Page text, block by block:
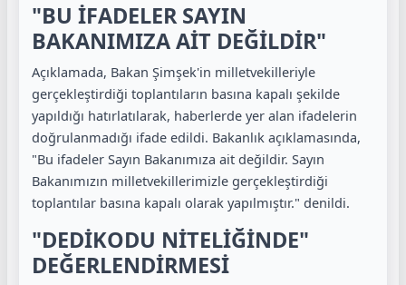
"BU İFADELER SAYIN
BAKANIMIZA AİT DEĞİLDİR"
Açıklamada, Bakan Şimşek'in milletvekilleriyle
gerçekleştirdiği toplantıların basına kapalı şekilde
yapıldığı hatırlatılarak, haberlerde yer alan ifadelerin
doğrulanmadığı ifade edildi. Bakanlık açıklamasında,
"Bu ifadeler Sayın Bakanımıza ait değildir. Sayın
Bakanımızın milletvekillerimizle gerçekleştirdiği
toplantılar basına kapalı olarak yapılmıştır." denildi.
"DEDİKODU NİTELİĞİNDE"
DEĞERLENDİRMESİ